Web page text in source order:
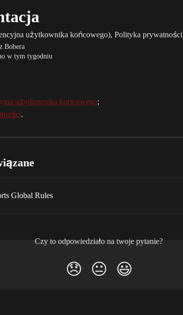
użytkownika końcowego), Polityka
Bobera
w tym tygodniu
użytkownika końcowego;
.
Global Rules
Czy to odpowiedziało na twoje pytanie?
😞 😐 😃